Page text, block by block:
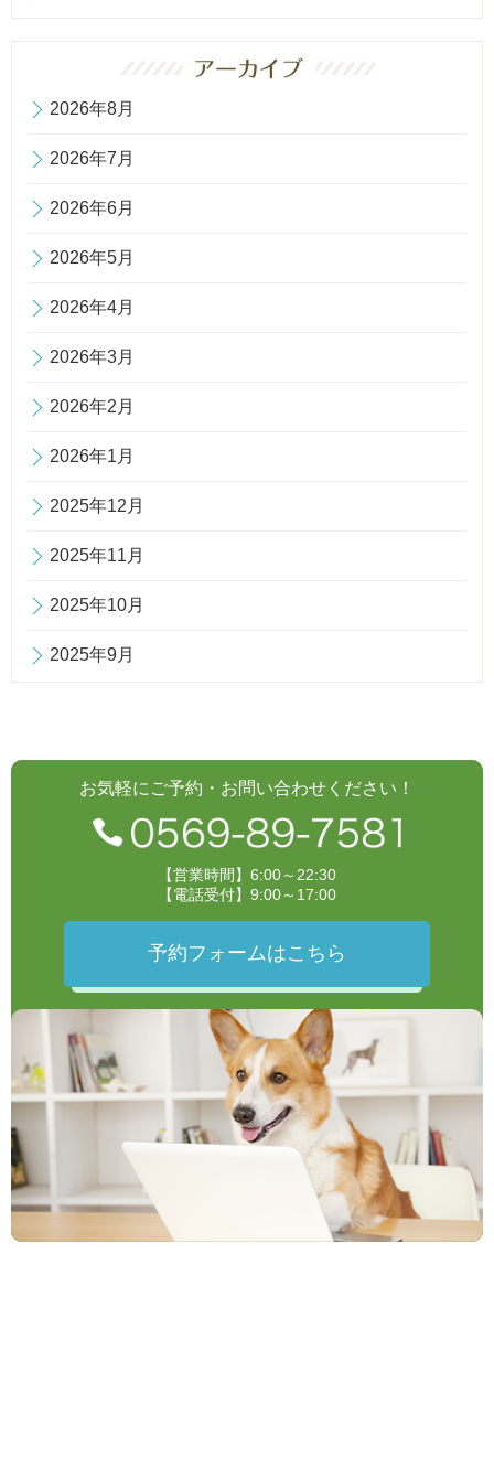
2026年8月
2026年7月
2026年6月
2026年5月
2026年4月
2026年3月
2026年2月
2026年1月
2025年12月
2025年11月
2025年10月
2025年9月
お気軽にご予約・お問い合わせください！
【営業時間】6:00～22:30
【電話受付】9:00～17:00
予約フォームはこちら